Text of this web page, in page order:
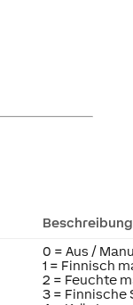
Beschreibung
0 = Aus /
1 = Finnisch
2 = Feuchte
3 = Finnische